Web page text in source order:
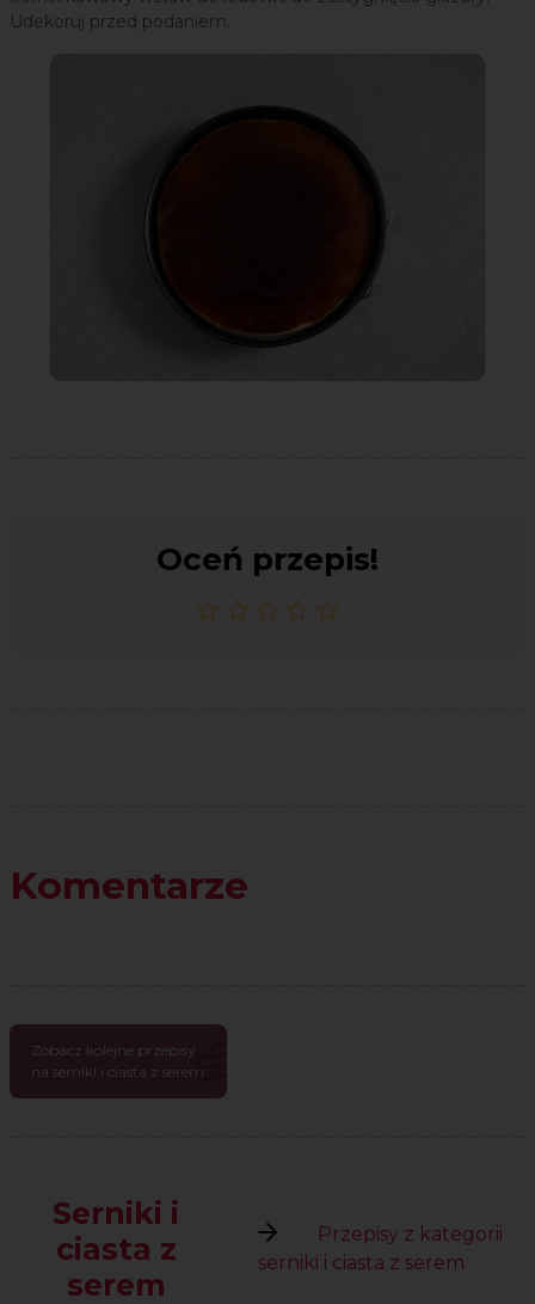
Udekoruj przed podaniem.
Oceń przepis!
Komentarze
Zobacz kolejne przepisy
na serniki i ciasta z serem
Serniki i
ciasta z
serem
Przepisy z kategorii
serniki i ciasta z serem